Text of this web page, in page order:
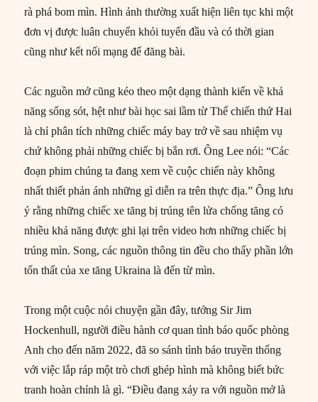
rà phá bom mìn. Hình ảnh thường xuất hiện liên tục khi một
đơn vị được luân chuyển khỏi tuyến đầu và có thời gian
cũng như kết nối mạng để đăng bài.
Các nguồn mở cũng kéo theo một dạng thành kiến về khả
năng sống sót, hệt như bài học sai lầm từ Thế chiến thứ Hai
là chỉ phân tích những chiếc máy bay trở về sau nhiệm vụ
chứ không phải những chiếc bị bắn rơi. Ông Lee nói: “Các
đoạn phim chúng ta đang xem về cuộc chiến này không
nhất thiết phản ánh những gì diễn ra trên thực địa.” Ông lưu
ý rằng những chiếc xe tăng bị trúng tên lửa chống tăng có
nhiều khả năng được ghi lại trên video hơn những chiếc bị
trúng mìn. Song, các nguồn thông tin đều cho thấy phần lớn
tổn thất của xe tăng Ukraina là đến từ mìn.
Trong một cuộc nói chuyện gần đây, tướng Sir Jim
Hockenhull, người điều hành cơ quan tình báo quốc phòng
Anh cho đến năm 2022, đã so sánh tình báo truyền thống
với việc lắp ráp một trò chơi ghép hình mà không biết bức
tranh hoàn chỉnh là gì. “Điều đang xảy ra với nguồn mở là